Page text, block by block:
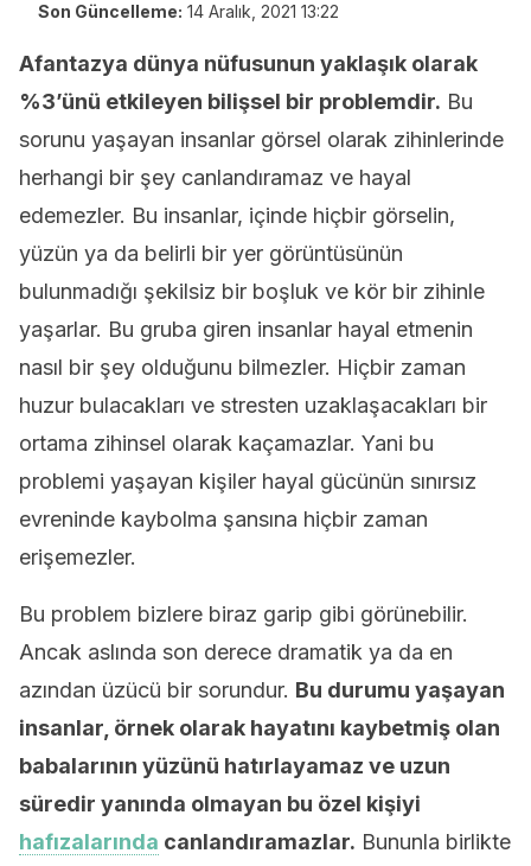
Son Güncelleme: 14 Aralık, 2021 13:22
Afantazya dünya nüfusunun yaklaşık olarak
%3’ünü etkileyen bilişsel bir problemdir. Bu
sorunu yaşayan insanlar görsel olarak zihinlerinde
herhangi bir şey canlandıramaz ve hayal
edemezler. Bu insanlar, içinde hiçbir görselin,
yüzün ya da belirli bir yer görüntüsünün
bulunmadığı şekilsiz bir boşluk ve kör bir zihinle
yaşarlar. Bu gruba giren insanlar hayal etmenin
nasıl bir şey olduğunu bilmezler. Hiçbir zaman
huzur bulacakları ve stresten uzaklaşacakları bir
ortama zihinsel olarak kaçamazlar. Yani bu
problemi yaşayan kişiler hayal gücünün sınırsız
evreninde kaybolma şansına hiçbir zaman
erişemezler.
Bu problem bizlere biraz garip gibi görünebilir.
Ancak aslında son derece dramatik ya da en
azından üzücü bir sorundur. Bu durumu yaşayan
insanlar, örnek olarak hayatını kaybetmiş olan
babalarının yüzünü hatırlayamaz ve uzun
süredir yanında olmayan bu özel kişiyi
hafızalarında canlandıramazlar. Bununla birlikte